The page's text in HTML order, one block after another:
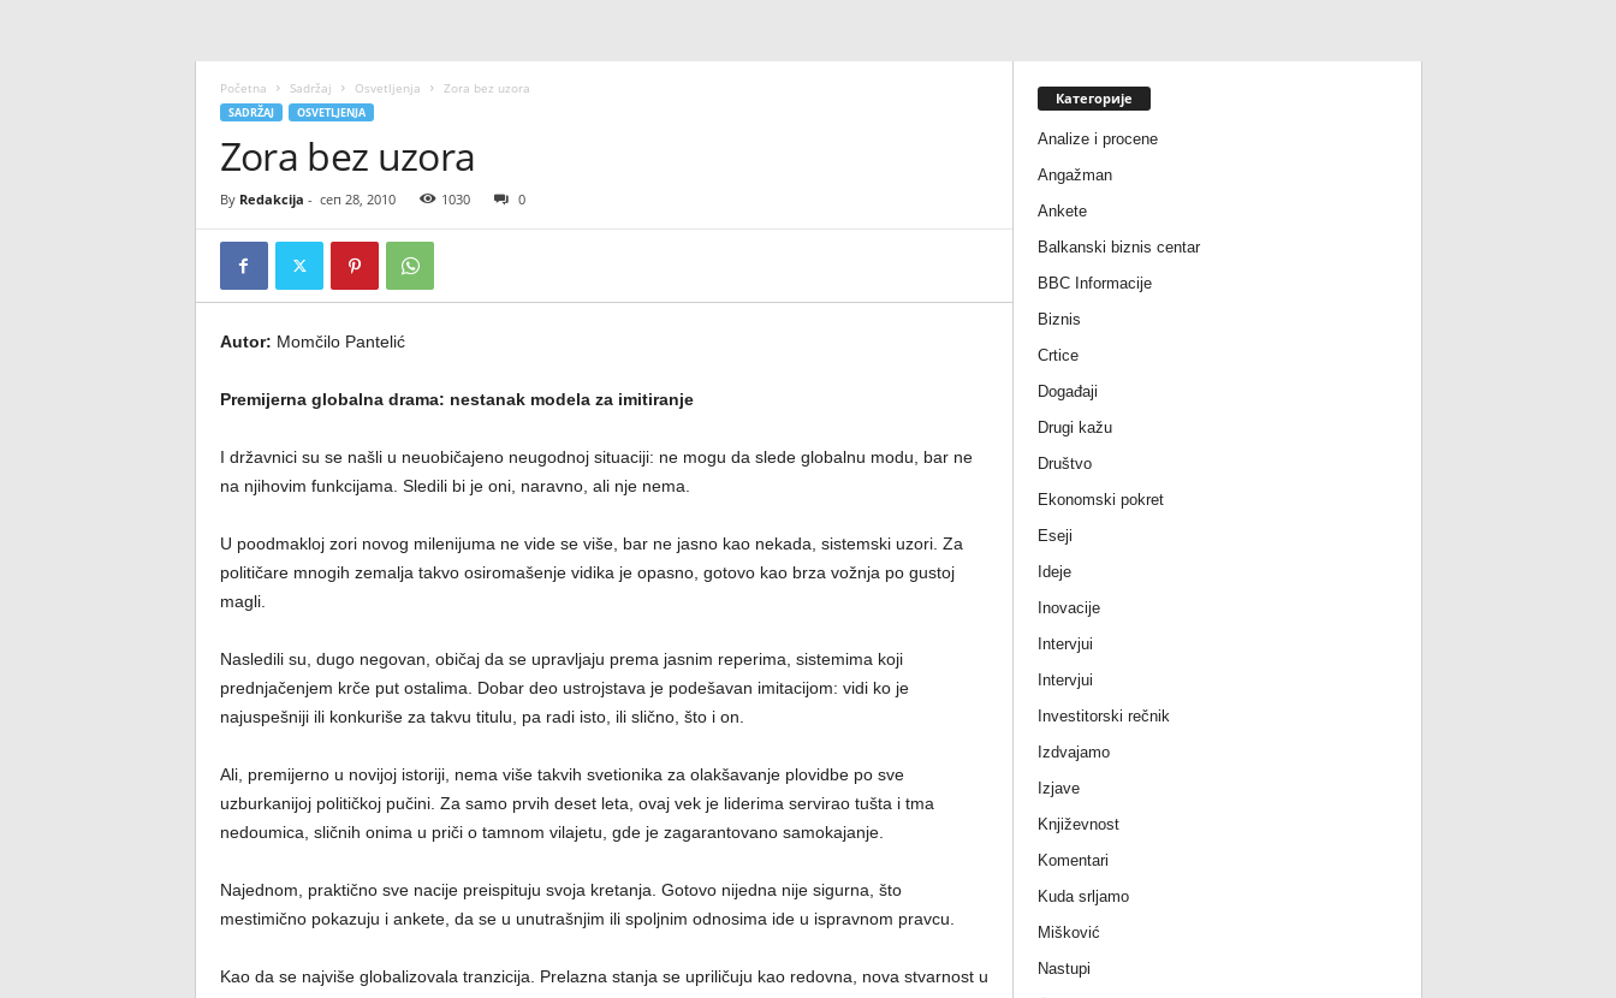
Početna Sadržaj Osvetljenja Zora bez uzora
SADRŽAJ OSVETLJENJA
Zora bez uzora
By Redakcija - сеп 28, 2010 1030 0
Autor: Momčilo Pantelić
Premijerna globalna drama: nestanak modela za imitiranje
I državnici su se našli u neuobičajeno neugodnoj situaciji: ne mogu da slede globalnu modu, bar ne
na njihovim funkcijama. Sledili bi je oni, naravno, ali nje nema.
U poodmakloj zori novog milenijuma ne vide se više, bar ne jasno kao nekada, sistemski uzori. Za
političare mnogih zemalja takvo osiromašenje vidika je opasno, gotovo kao brza vožnja po gustoj
magli.
Nasledili su, dugo negovan, običaj da se upravljaju prema jasnim reperima, sistemima koji
prednjačenjem krče put ostalima. Dobar deo ustrojstava je podešavan imitacijom: vidi ko je
najuspešniji ili konkuriše za takvu titulu, pa radi isto, ili slično, što i on.
Ali, premijerno u novijoj istoriji, nema više takvih svetionika za olakšavanje plovidbe po sve
uzburkanijoj političkoj pučini. Za samo prvih deset leta, ovaj vek je liderima servirao tušta i tma
nedoumica, sličnih onima u priči o tamnom vilajetu, gde je zagarantovano samokajanje.
Najednom, praktično sve nacije preispituju svoja kretanja. Gotovo nijedna nije sigurna, što
mestimično pokazuju i ankete, da se u unutrašnjim ili spoljnim odnosima ide u ispravnom pravcu.
Kao da se najviše globalizovala tranzicija. Prelazna stanja se upriličuju kao redovna, nova stvarnost u
Категорије
Analize i procene
Angažman
Ankete
Balkanski biznis centar
BBC Informacije
Biznis
Crtice
Događaji
Drugi kažu
Društvo
Ekonomski pokret
Eseji
Ideje
Inovacije
Intervjui
Intervjui
Investitorski rečnik
Izdvajamo
Izjave
Književnost
Komentari
Kuda srljamo
Mišković
Nastupi